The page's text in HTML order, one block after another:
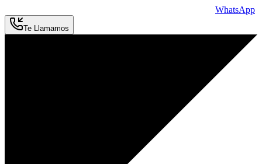
WhatsApp
Te Llamamos